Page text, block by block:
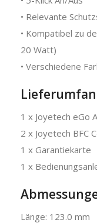
• Relevante
• Kompatibel zu
20 Watt)
• Verschiedene
1 x Joyetech eGo
2 x Joyetech BFC
1 x Garantiekarte
1 x
Länge: 123.0 mm